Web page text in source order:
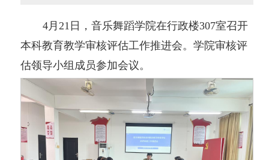
4月21日，音乐舞蹈学院在行政楼307室召开
本科教育教学审核评估工作推进会。学院审核评
估领导小组成员参加会议。